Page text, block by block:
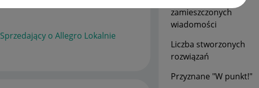
Sprzedający o Allegro Lokalnie
zamieszczonych
wiadomości
Liczba stworzonych
rozwiązań
Przyznane "W punkt!"